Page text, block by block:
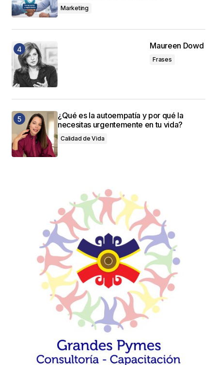
Marketing
Maureen Dowd
Frases
¿Qué es la autoempatía y por qué la
necesitas urgentemente en tu vida?
Calidad de Vida